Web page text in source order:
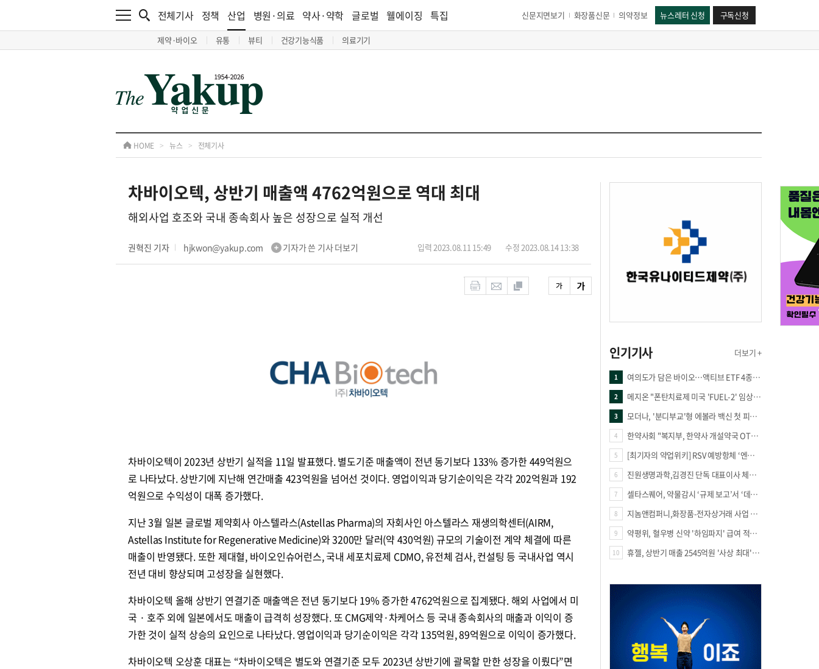
전체기사 정책 산업
제약·바이오 유통 뷰티 건강기능식품 의료기기
병원·의료 약사·약학 글로벌 웰에이징 특집 신문지면보기 화장품신문 의약정보 뉴스레터 신청 구독신청
HOME > 뉴스 > 전체기사
차바이오텍, 상반기 매출액 4762억원으로 역대 최대
해외사업 호조와 국내 종속회사 높은 성장으로 실적 개선
권혁진 기자 hjkwon@yakup.com 기자가 쓴 기사 더보기 입력 2023.08.11 15:49 수정 2023.08.14 13:38
차바이오텍이 2023년 상반기 실적을 11일 발표했다. 별도기준 매출액이 전년 동기보다 133% 증가한 449억원으
로 나타났다. 상반기에 지난해 연간매출 423억원을 넘어선 것이다. 영업이익과 당기순이익은 각각 202억원과 192
억원으로 수익성이 대폭 증가했다.
지난 3월 일본 글로벌 제약회사 아스텔라스(Astellas Pharma)의 자회사인 아스텔라스 재생의학센터(AIRM,
Astellas Institute for Regenerative Medicine)와 3200만 달러(약 430억원) 규모의 기술이전 계약 체결에 따른
매출이 반영됐다. 또한 제대혈, 바이오인슈어런스, 국내 세포치료제 CDMO, 유전체 검사, 컨설팅 등 국내사업 역시
전년 대비 향상되며 고성장을 실현했다.
차바이오텍 올해 상반기 연결기준 매출액은 전년 동기보다 19% 증가한 4762억원으로 집계됐다. 해외 사업에서 미
국 · 호주 외에 일본에서도 매출이 급격히 성장했다. 또 CMG제약·차케어스 등 국내 종속회사의 매출과 이익이 증
가한 것이 실적 상승의 요인으로 나타났다. 영업이익과 당기순이익은 각각 135억원, 89억원으로 이익이 증가했다.
차바이오텍 오상훈 대표는 “차바이오텍은 별도와 연결기준 모두 2023년 상반기에 괄목할 만한 성장을 이뤘다”면
인기기사 더보기 +
1 여의도가 담은 바이오…액티브 ETF 4종의 선택은
2 메지온 "폰탄치료제 미국 'FUEL-2' 임상 프로토콜 영국 승인"
3 모더나, '분디부교'형 에볼라 백신 첫 피험자 접종
4 한약사회 "복지부, 한약사 개설약국 OTC 공급 방해 더는 방관 말아야"
5 [최기자의 약업위키] RSV 예방항체 ‘엔플론시아’
6 진원생명과학,김경진 단독 대표이사 체제 돌입
7 셀타스퀘어, 약물감시 ‘규제 보고’서 ‘데이터 의사결정’으로 "PVX 전환 요구 커진다"
8 지놈앤컴퍼니,화장품-전자상거래 사업 진출
9 약평위, 혈우병 신약 '하임파지' 급여 적정성 인정…조건부 통과
10 휴젤, 상반기 매출 2545억원 '사상 최대'…미국 투자 속 성장세 지속